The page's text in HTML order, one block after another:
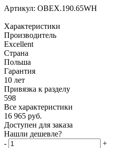
Артикул: OBEX.190.65WH
Характеристики
Производитель
Excellent
Страна
Польша
Гарантия
10 лет
Привязка к разделу
598
Все характеристики
16 965 руб.
Доступен для заказа
Нашли дешевле?
-
+